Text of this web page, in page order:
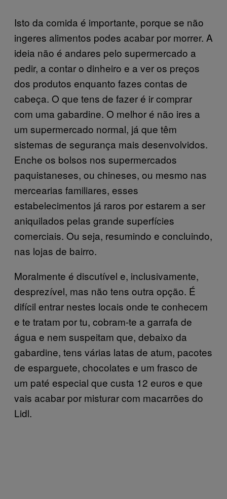
Isto da comida é importante, porque se não
ingeres alimentos podes acabar por morrer. A
ideia não é andares pelo supermercado a
pedir, a contar o dinheiro e a ver os preços
dos produtos enquanto fazes contas de
cabeça. O que tens de fazer é ir comprar
com uma gabardine. O melhor é não ires a
um supermercado normal, já que têm
sistemas de segurança mais desenvolvidos.
Enche os bolsos nos supermercados
paquistaneses, ou chineses, ou mesmo nas
mercearias familiares, esses
estabelecimentos já raros por estarem a ser
aniquilados pelas grande superfícies
comerciais. Ou seja, resumindo e concluindo,
nas lojas de bairro.
Moralmente é discutível e, inclusivamente,
desprezível, mas não tens outra opção. É
difícil entrar nestes locais onde te conhecem
e te tratam por tu, cobram-te a garrafa de
água e nem suspeitam que, debaixo da
gabardine, tens várias latas de atum, pacotes
de esparguete, chocolates e um frasco de
um paté especial que custa 12 euros e que
vais acabar por misturar com macarrões do
Lidl.